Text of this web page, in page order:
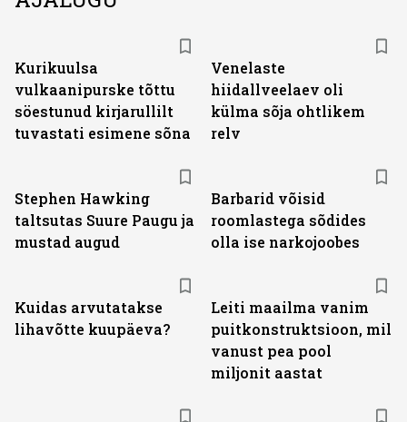
Kurikuulsa
vulkaanipurske tõttu
söestunud kirjarullilt
tuvastati esimene sõna
Venelaste
hiidallveelaev oli
külma sõja ohtlikem
relv
Stephen Hawking
taltsutas Suure Paugu ja
mustad augud
Barbarid võisid
roomlastega sõdides
olla ise narkojoobes
Kuidas arvutatakse
lihavõtte kuupäeva?
Leiti maailma vanim
puitkonstruktsioon, mil
vanust pea pool
miljonit aastat